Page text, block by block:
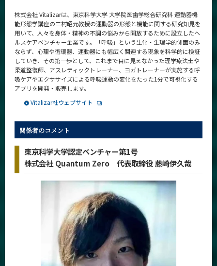
株式会社 Vitalizarは、東京科学大学 大学院医歯学総合研究科 運動器機
能形態学講座の二村昭元教授の運動器の形態と機能に関する研究知見を
用いて、人々を身体・精神の不調の悩みから開放するために設立したヘ
ルスケアベンチャー企業です。「呼吸」という生化・生理学的側面のみ
ならず、心理や循環器、運動器にも幅広く関連する現象を科学的に検証
していき、その第一歩として、これまで目に見えなかった理学療法士や
柔道整復師、アスレティックトレーナー、ヨガトレーナーが実施する呼
吸ケアやエクササイズによる呼吸運動の変化をたった1分で可視化する
アプリを開発・販売します。
Vitalizar社ウェブサイト
関係者のコメント
東京科学大学認定ベンチャー第1号
株式会社 Quantum Zero 代表取締役 藤崎伊久哉